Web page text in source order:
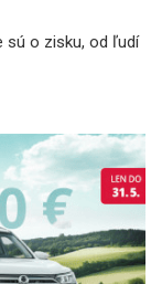
sú o zisku, od ľudí